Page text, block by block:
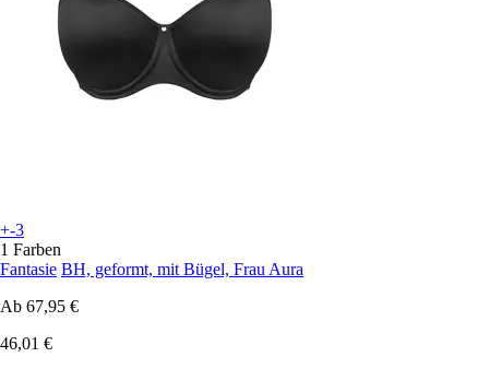
+-3
1 Farben
Fantasie BH, geformt, mit Bügel, Frau Aura
Ab 67,95 €
46,01 €